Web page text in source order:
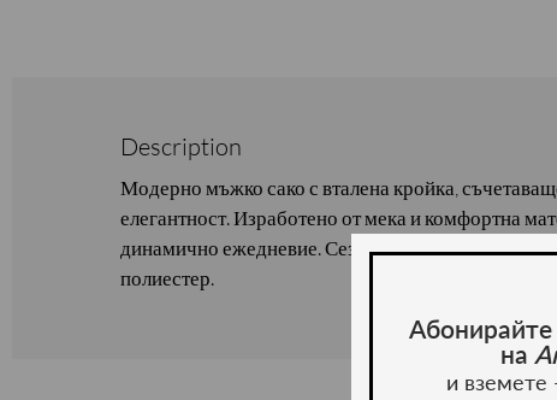
Description
Модерно мъжко сако с вталена кройка,
елегантност. Изработено от мека и комфортна
динамично ежедневие. Сезон : пролет / лято.
полиестер.
Абонирайте
на
и вземете